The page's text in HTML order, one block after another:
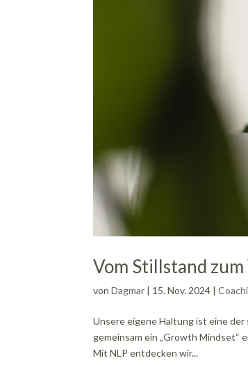
Vom Stillstand
vonDagmar | 15. Nov. 2024 |
Unsere eigene Haltung ist eine
gemeinsam ein „Growth Mindset“
Mit NLP entdecken wir...